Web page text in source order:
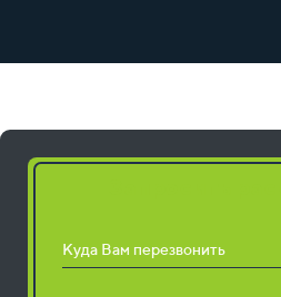
Куда Вам перезвонить